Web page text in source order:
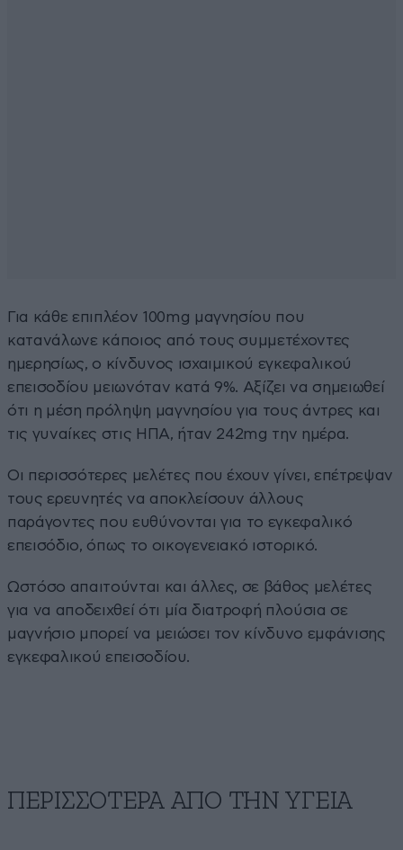
Για κάθε επιπλέον 100mg μαγνησίου που
κατανάλωνε κάποιος από τους συμμετέχοντες
ημερησίως, ο κίνδυνος ισχαιμικού εγκεφαλικού
επεισοδίου μειωνόταν κατά 9%. Αξίζει να σημειωθεί
ότι η μέση πρόληψη μαγνησίου για τους άντρες και
τις γυναίκες στις ΗΠΑ, ήταν 242mg την ημέρα.
Οι περισσότερες μελέτες που έχουν γίνει, επέτρεψαν
τους ερευνητές να αποκλείσουν άλλους
παράγοντες που ευθύνονται για το εγκεφαλικό
επεισόδιο, όπως το οικογενειακό ιστορικό.
Ωστόσο απαιτούνται και άλλες, σε βάθος μελέτες
για να αποδειχθεί ότι μία διατροφή πλούσια σε
μαγνήσιο μπορεί να μειώσει τον κίνδυνο εμφάνισης
εγκεφαλικού επεισοδίου.
ΠΕΡΙΣΣΟΤΕΡΑ ΑΠΟ ΤΗΝ ΥΓΕΙΑ